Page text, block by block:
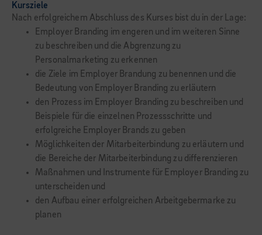
Kursziele
Nach erfolgreichem Abschluss des Kurses bist du in der Lage:
Employer Branding im engeren und im weiteren Sinne
zu beschreiben und die Abgrenzung zu
Personalmarketing zu erkennen
die Ziele im Employer Brandung zu benennen und die
Bedeutung von Employer Branding zu erläutern
den Prozess im Employer Branding zu beschreiben und
Beispiele für die einzelnen Prozessschritte und
erfolgreiche Employer Brands zu geben
Möglichkeiten der Mitarbeiterbindung zu erläutern und
die Bereiche der Mitarbeiterbindung zu differenzieren
Maßnahmen und Instrumente für Employer Branding zu
unterscheiden und
den Aufbau einer erfolgreichen Arbeitgebermarke zu
planen